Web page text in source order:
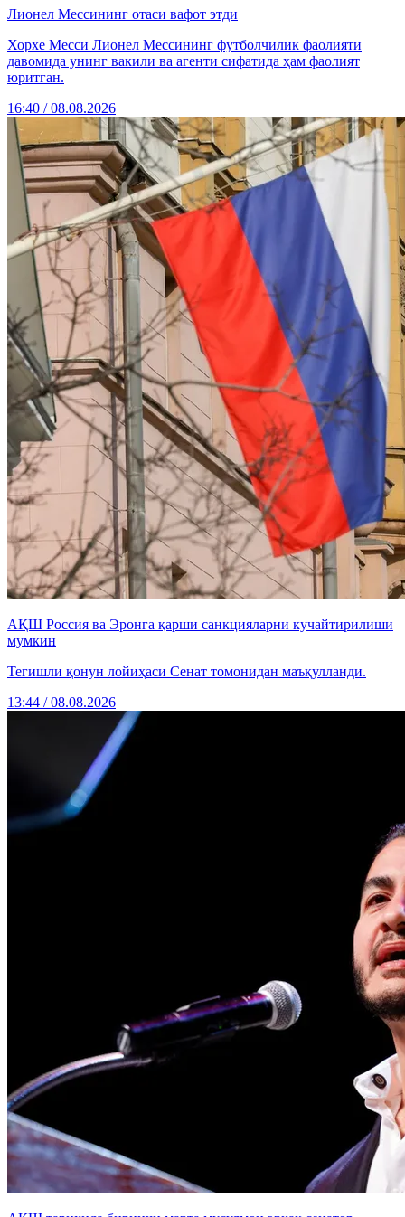
Лионел Мессининг отаси вафот этди
Хорхе Месси Лионел Мессининг футболчилик фаолияти
давомида унинг вакили ва агенти сифатида ҳам фаолият
юритган.
16:40 / 08.08.2026
АҚШ Россия ва Эронга қарши санкцияларни кучайтирилиши
мумкин
Тегишли қонун лойиҳаси Сенат томонидан маъқулланди.
13:44 / 08.08.2026